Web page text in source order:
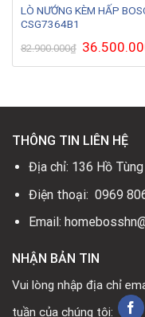
LÒ NƯỚNG KÈM HẤP
CSG7364B1
82.900.000₫ Giá
gốc
là:
THÔNG TIN LIÊN HỆ
Địa chỉ: 136 Hồ
Điện thoại: 0969
Email:
NHẬN BẢN TIN
Vui lòng nhập địa chỉ
tuần của chúng tôi: